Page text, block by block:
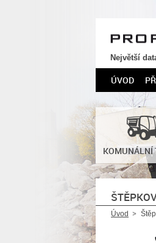
Největší
ÚVOD
KOMUNÁLNÍ
Úvod